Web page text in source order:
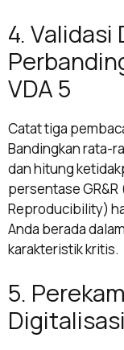
4. Validasi
VDA 5
Catat tiga
Bandingkan rata-
dan hitung
persentase
Reproducibility)
Anda berada
karakteristik kritis.
5.